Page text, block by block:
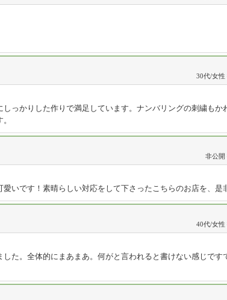
30代/女性
っかりした作りで満足しています。ナンバリングの刺繍もか
非公開
いです！素晴らしい対応をして下さったこちらのお店を、是
40代/女性
た。全体的にまあまあ。何がと言われると書けない感じです